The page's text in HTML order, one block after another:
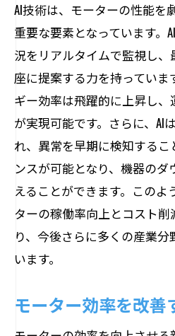
AI技術は、モーターの性能を
重要な要素となっています。
況をリアルタイムで監視し
座に提案する力を持っていま
ギー効率は飛躍的に上昇し
が実現可能です。さらに、AI
れ、異常を早期に検知する
ンスが可能となり、機器の
えることができます。このよ
ターの稼働率向上とコスト
り、今後さらに多くの産業
います。
モーター効率を改善